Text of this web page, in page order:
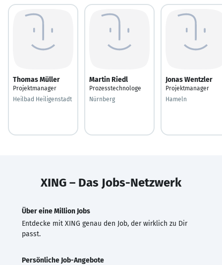
Thomas Müller
Projektmanager
Heilbad Heiligenstadt
Martin Riedl
Prozesstechnologe
Nürnberg
Jonas Wentzler
Projektmanager
Hameln
XING – Das Jobs-Netzwerk
Über eine Million Jobs
Entdecke mit XING genau den Job, der wirklich zu Dir
passt.
Persönliche Job-Angebote